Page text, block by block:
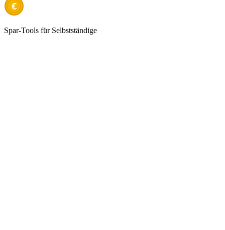
€
Spar-Tools für Selbstständige